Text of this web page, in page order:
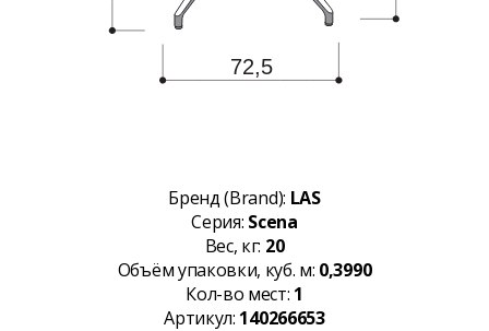
Бренд (Brand): LAS
Серия: Scena
Вес, кг: 20
Объём упаковки, куб. м: 0,3990
Кол-во мест: 1
Артикул: 140266653